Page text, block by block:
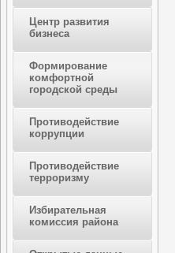
Центр развития
бизнеса
Формирование
комфортной
городской среды
Противодействие
коррупции
Противодействие
терроризму
Избирательная
комиссия района